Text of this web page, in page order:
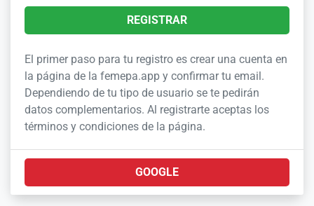
REGISTRAR
El primer paso para tu registro es crear una cuenta en
la página de la femepa.app y confirmar tu email.
Dependiendo de tu tipo de usuario se te pedirán
datos complementarios. Al registrarte aceptas los
términos y condiciones de la página.
GOOGLE